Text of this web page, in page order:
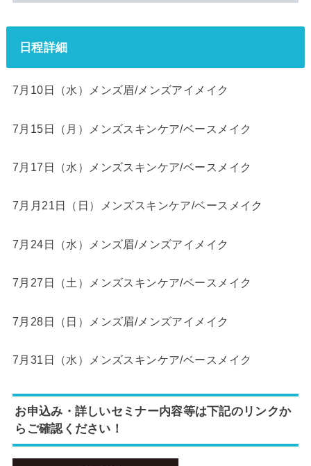
日程詳細
7月10日（水）メンズ眉/メンズアイメイク
7月15日（月）メンズスキンケア/ベースメイク
7月17日（水）メンズスキンケア/ベースメイク
7月月21日（日）メンズスキンケア/ベースメイク
7月24日（水）メンズ眉/メンズアイメイク
7月27日（土）メンズスキンケア/ベースメイク
7月28日（日）メンズ眉/メンズアイメイク
7月31日（水）メンズスキンケア/ベースメイク
お申込み・詳しいセミナー内容等は下記のリンクか
らご確認ください！